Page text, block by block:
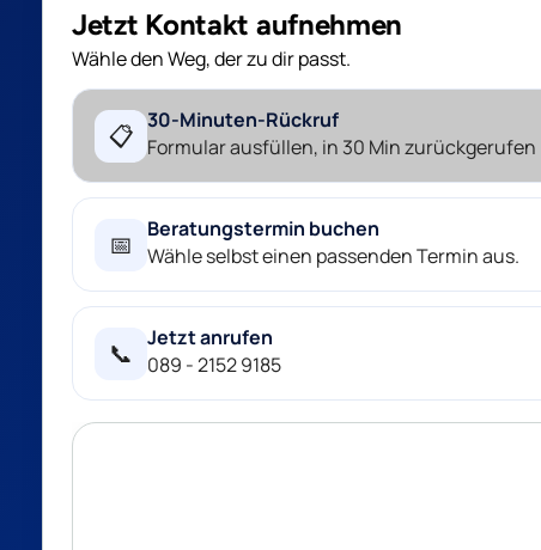
Jetzt Kontakt aufnehmen
Wähle den Weg, der zu dir passt.
📋 30-Minuten-Rückruf
Formular ausfüllen, in 30 Min zurückgerufen
📅
Beratungstermin buchen
Wähle selbst einen passenden Termin aus.
📞
Jetzt anrufen
089 - 2152 9185